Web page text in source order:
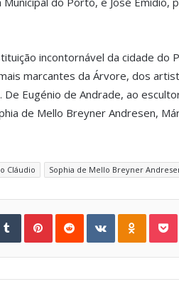
incontornável da cidade do
marcantes da Árvore, dos
Eugénio de Andrade, ao
de Mello Breyner Andresen,
Cláudio Sophia de Mello Breyner
Tumblr Pinterest Reddit VKontakte Odnoklassniki Pocket